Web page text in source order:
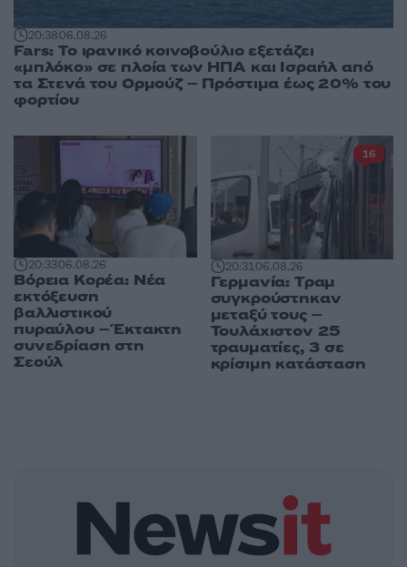
20:3806.08.26
Fars: Το ιρανικό κοινοβούλιο εξετάζει
«μπλόκο» σε πλοία των ΗΠΑ και Ισραήλ από
τα Στενά του Ορμούζ – Πρόστιμα έως 20% του
φορτίου
20:3306.08.26
Βόρεια Κορέα: Νέα
εκτόξευση
βαλλιστικού
πυραύλου – Έκτακτη
συνεδρίαση στη
Σεούλ
20:3106.08.26
Γερμανία: Tραμ
συγκρούστηκαν
μεταξύ τους –
Τουλάχιστον 25
τραυματίες, 3 σε
κρίσιμη κατάσταση
16